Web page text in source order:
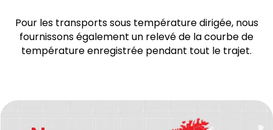
Pour les transports sous température dirigée, nous
fournissons également un relevé de la courbe de
température enregistrée pendant tout le trajet.